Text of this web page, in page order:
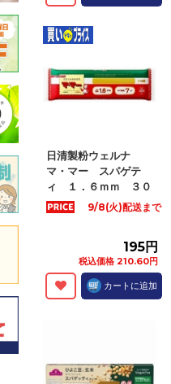
日清製粉ウェルナ
マ・マー スパゲテ
ィ １．６ｍｍ ３０
０...
9/8(火)配送まで
195円
税込価格 210.60円
カートに追加